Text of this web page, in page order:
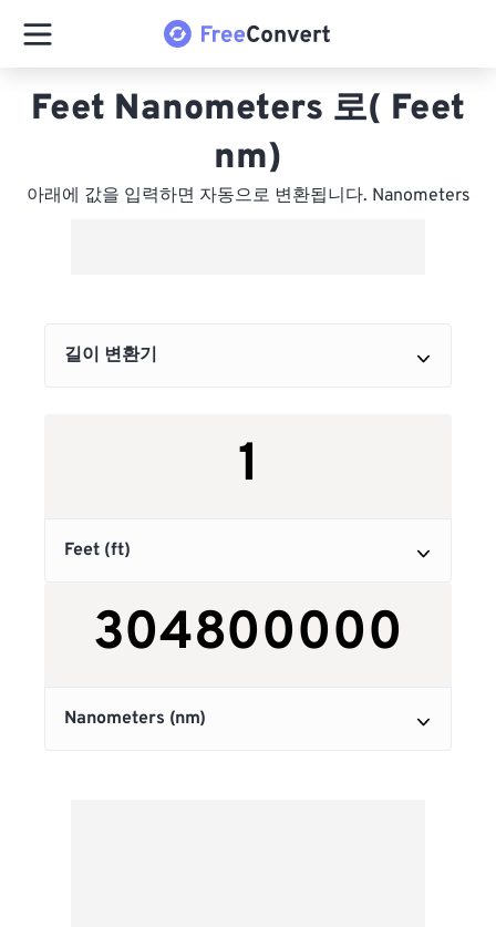
Feet Nanometers 로( Feet
nm)
아래에 값을 입력하면 자동으로 변환됩니다. Nanometers